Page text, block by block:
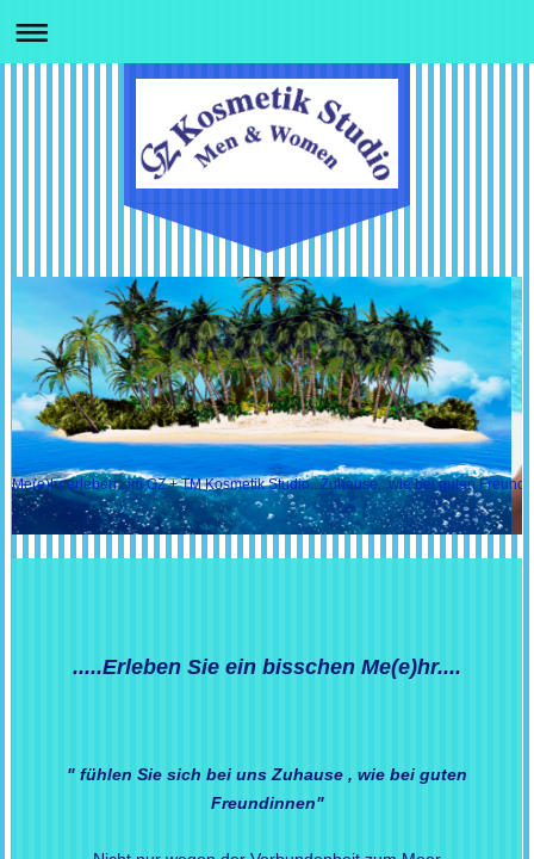
Me(e)hr erleben...im GZ + TM Kosmetik Studio...Zuhause...wie bei guten
.....Erleben Sie ein bisschen Me(e)hr....
" fühlen Sie sich bei uns Zuhause , wie bei guten
Freundinnen"